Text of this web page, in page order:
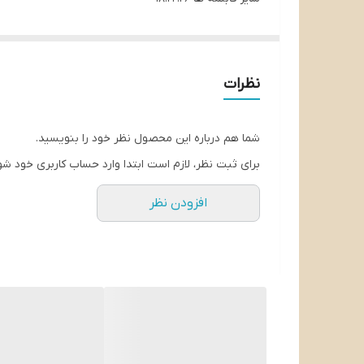
اصل شرکت زیو
کاملا نچسب و ضد خش
نظرات
شما هم درباره این محصول نظر خود را بنویسید.
برای ثبت نظر، لازم است ابتدا وارد حساب کاربری خود
افزودن نظر